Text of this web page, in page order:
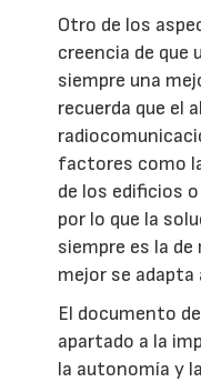
Otro de los
creencia de que
siempre una
recuerda que el
factores como
de los edificios
por lo que la
siempre es la
mejor se
El documento
apartado a la
la autonomía y